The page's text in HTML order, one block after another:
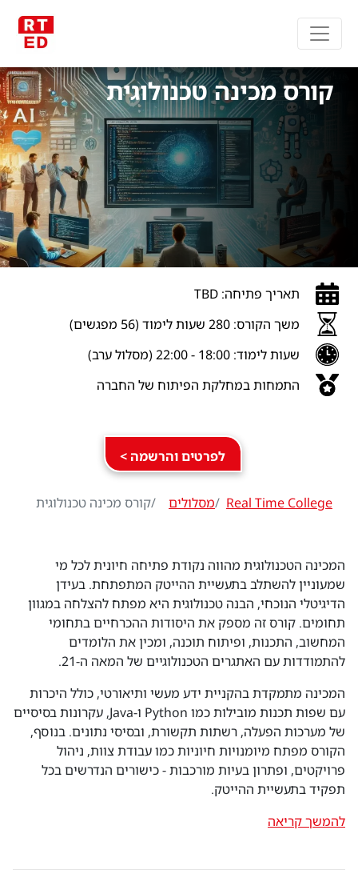
קורס מכינה טכנולוגית
לפרטים והרשמה >
תאריך פתיחה: TBD
משך הקורס: 280 שעות לימוד (56 מפגשים)
שעות לימוד: 18:00 - 22:00 (מסלול ערב)
התמחות במחלקת הפיתוח של החברה
Real Time College מסלולים קורס מכינה טכנולוגית
המכינה הטכנולוגית מהווה נקודת פתיחה חיונית לכל מי
שמעוניין להשתלב בתעשיית ההייטק המתפתחת. בעידן
הדיגיטלי הנוכחי, הבנה טכנולוגית היא מפתח להצלחה במגוון
תחומים. קורס זה מספק את היסודות ההכרחיים בתחומי
המחשוב, התכנות, ופיתוח תוכנה, ומכין את הלומדים
להתמודדות עם האתגרים הטכנולוגיים של המאה ה-21.
המכינה מתמקדת בהקניית ידע מעשי ותיאורטי, כולל היכרות
עם שפות תכנות מובילות כמו Python ו-Java, עקרונות בסיסיים
של מערכות הפעלה, רשתות תקשורת, ובסיסי נתונים. בנוסף,
הקורס מפתח מיומנויות חיוניות כמו עבודת צוות, ניהול
פרויקטים, ופתרון בעיות מורכבות - כישורים הנדרשים בכל
תפקיד בתעשיית ההייטק.
להמשך קריאה